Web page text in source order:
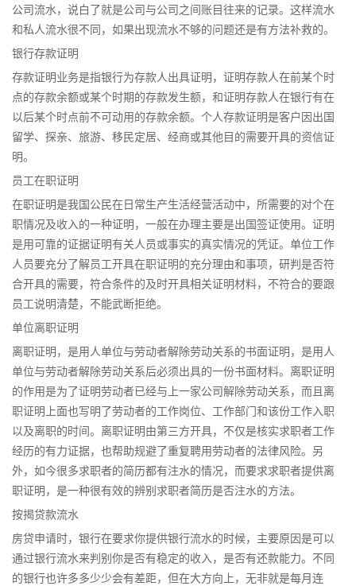
公司流水，说白了就是公司与公司之间账目往来的记录。这样流水
和私人流水很不同，如果出现流水不够的问题还是有方法补救的。
银行存款证明
存款证明业务是指银行为存款人出具证明，证明存款人在前某个时
点的存款余额或某个时期的存款发生额，和证明存款人在银行有在
以后某个时点前不可动用的存款余额。个人存款证明是客户因出国
留学、探亲、旅游、移民定居、经商或其他目的需要开具的资信证
明。
员工在职证明
在职证明是我国公民在日常生产生活经营活动中，所需要的对个在
职情况及收入的一种证明，一般在办理主要是出国签证使用。证明
是用可靠的证据证明有关人员或事实的真实情况的凭证。单位工作
人员要充分了解员工开具在职证明的充分理由和事项，研判是否符
合开具的需要，符合条件的及时开具相关证明材料，不符合的要跟
员工说明清楚，不能武断拒绝。
单位离职证明
离职证明，是用人单位与劳动者解除劳动关系的书面证明，是用人
单位与劳动者解除劳动关系后必须出具的一份书面材料。离职证明
的作用是为了证明劳动者已经与上一家公司解除劳动关系，而且离
职证明上面也写明了劳动者的工作岗位、工作部门和该份工作入职
以及离职的时间。离职证明由第三方开具，不仅是核实求职者工作
经历的有力证据，也帮助规避了重复聘用劳动者的法律风险。另
外，如今很多求职者的简历都有注水的情况，而要求求职者提供离
职证明，是一种很有效的辨别求职者简历是否注水的方法。
按揭贷款流水
房贷申请时，银行在要求你提供银行流水的时候，主要原因是可以
通过银行流水来判别你是否有稳定的收入，是否有还款能力。不同
的银行也许多多少少会有差距，但在大方向上，无非就是每月连